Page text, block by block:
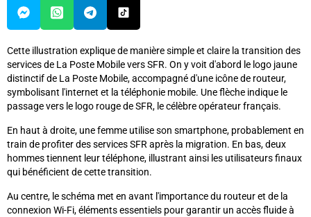
Cette illustration explique de manière simple et claire la transition des
services de La Poste Mobile vers SFR. On y voit d'abord le logo jaune
distinctif de La Poste Mobile, accompagné d'une icône de routeur,
symbolisant l'internet et la téléphonie mobile. Une flèche indique le
passage vers le logo rouge de SFR, le célèbre opérateur français.
En haut à droite, une femme utilise son smartphone, probablement en
train de profiter des services SFR après la migration. En bas, deux
hommes tiennent leur téléphone, illustrant ainsi les utilisateurs finaux
qui bénéficient de cette transition.
Au centre, le schéma met en avant l'importance du routeur et de la
connexion Wi-Fi, éléments essentiels pour garantir un accès fluide à